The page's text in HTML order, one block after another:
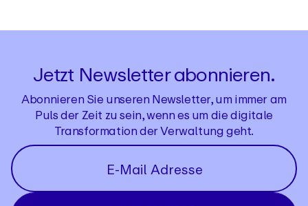
Jetzt Newsletter abonnieren.
Abonnieren Sie unseren Newsletter, um immer am
Puls der Zeit zu sein, wenn es um die digitale
Transformation der Verwaltung geht.